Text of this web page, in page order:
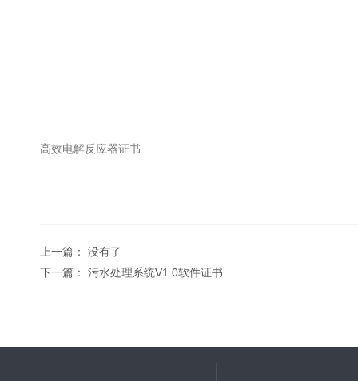
高效电解反应器证书
上一篇： 没有了
下一篇： 污水处理系统V1.0软件证书